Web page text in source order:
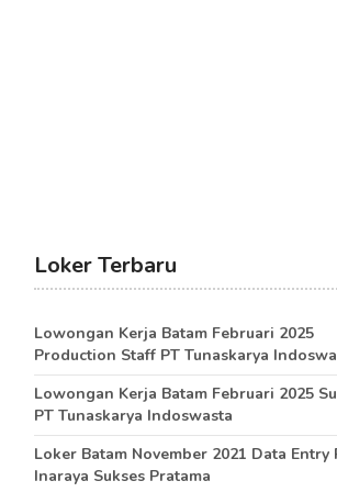
Loker Terbaru
Lowongan Kerja Batam Februari 2025
Production Staff PT Tunaskarya
Lowongan Kerja Batam Februari 2025
PT Tunaskarya Indoswasta
Loker Batam November 2021 Data Entry
Inaraya Sukses Pratama